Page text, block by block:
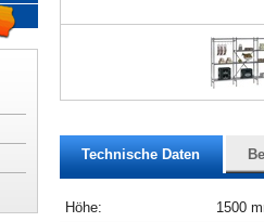
Technische Daten
Höhe:
1500